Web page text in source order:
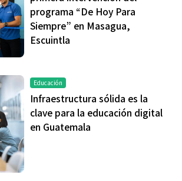
programa “De Hoy Para
Siempre” en Masagua,
Escuintla
Educación
Infraestructura sólida es la
clave para la educación digital
en Guatemala